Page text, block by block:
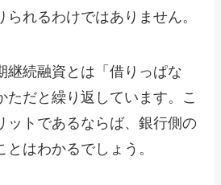
れるわけではありません。
継続融資とは「借りっぱな
ただと繰り返しています。こ
ットであるならば、銀行側の
はわかるでしょう。